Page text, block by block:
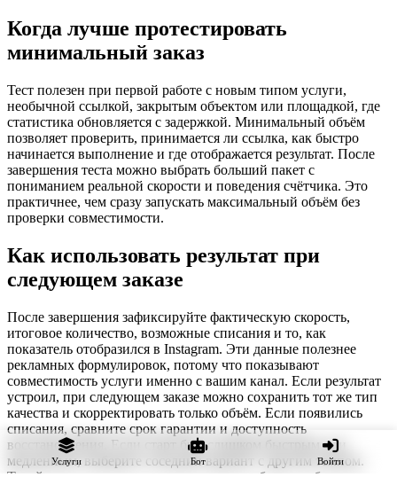
Услуги Бот Войти
Когда лучше протестировать
минимальный заказ
Тест полезен при первой работе с новым типом услуги,
необычной ссылкой, закрытым объектом или площадкой, где
статистика обновляется с задержкой. Минимальный объём
позволяет проверить, принимается ли ссылка, как быстро
начинается выполнение и где отображается результат. После
завершения теста можно выбрать больший пакет с
пониманием реальной скорости и поведения счётчика. Это
практичнее, чем сразу запускать максимальный объём без
проверки совместимости.
Как использовать результат при
следующем заказе
После завершения зафиксируйте фактическую скорость,
итоговое количество, возможные списания и то, как
показатель отобразился в Instagram. Эти данные полезнее
рекламных формулировок, потому что показывают
совместимость услуги именно с вашим канал. Если результат
устроил, при следующем заказе можно сохранить тот же тип
качества и скорректировать только объём. Если появились
списания, сравните срок гарантии и доступность
восстановления. Если старт был слишком быстрым или
медленным, выберите соседний вариант с другим темпом.
Такой журнал помогает постепенно подобрать стабильную